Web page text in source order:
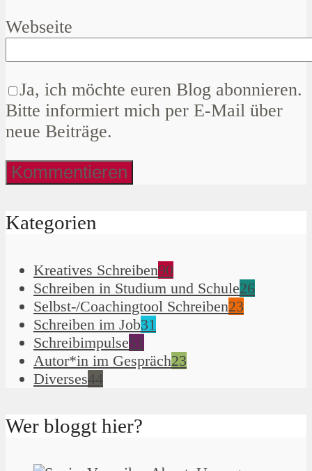
Webseite
Ja, ich möchte euren Blog abonnieren.
Bitte informiert mich per E-Mail über
neue Beiträge.
Kategorien
Kreatives Schreiben90
Schreiben in Studium und Schule26
Selbst-/Coachingtool Schreiben23
Schreiben im Job31
Schreibimpulse51
Autor*in im Gespräch23
Diverses44
Wer bloggt hier?